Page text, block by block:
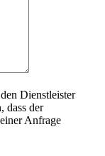
Dienstleister
dass der
Anfrage